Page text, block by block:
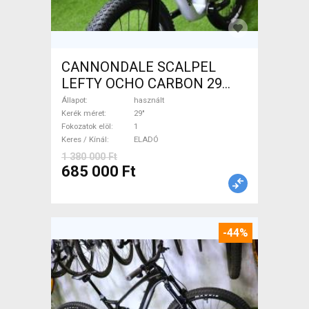
CANNONDALE SCALPEL
LEFTY OCHO CARBON 29
Mountain Bike 29" össztelós
/ fully használt ELADÓ
Állapot
használt
Kerék méret
29"
Fokozatok elöl
1
Keres / Kínál
ELADÓ
1 380 000 Ft
685 000 Ft
-44%